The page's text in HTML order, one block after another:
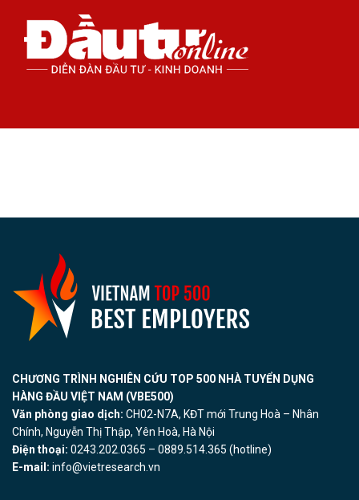
CHƯƠNG TRÌNH NGHIÊN CỨU TOP 500 NHÀ TUYỂN DỤNG
HÀNG ĐẦU VIỆT NAM (VBE500)
Văn phòng giao dịch: CH02-N7A, KĐT mới Trung Hoà – Nhân
Chính, Nguyễn Thị Thập, Yên Hoà, Hà Nội
Điện thoại: 0243.202.0365 – 0889.514.365 (hotline)
E-mail: info@vietresearch.vn